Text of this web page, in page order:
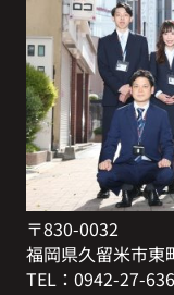
〒830-0032
福岡県久留米市東
TEL：0942-27-